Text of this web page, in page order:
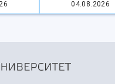
04.08.2026